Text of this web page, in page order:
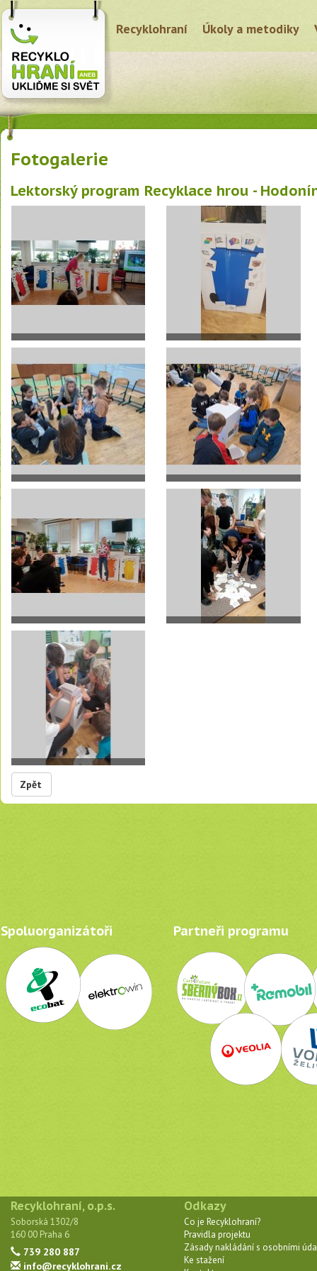
Recyklohraní Úkoly a metodiky
Fotogalerie
Lektorský program Recyklace hrou -
Zpět
Spoluorganizátoři Partneři programu
Recyklohraní, o.p.s.
Soborská 1302/8
160 00 Praha 6
739 280 887
info@recyklohrani.cz
Odkazy
Co je Recyklohraní?
Pravidla projektu
Zásady nakládání s osobními
Ke stažení